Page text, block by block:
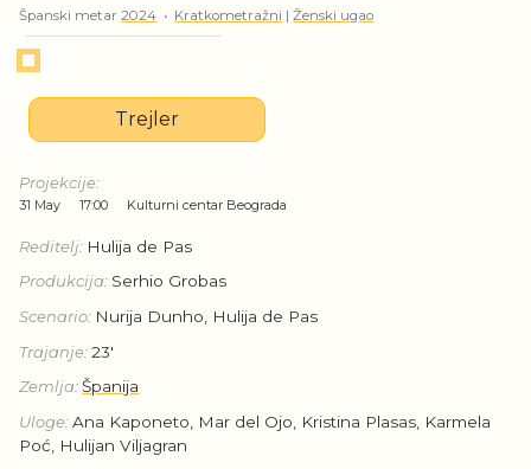
Španski metar2024 • Kratkometražni |Ženski ugao
Trejler
Projekcije:
31 May 17:00 Kulturni centar Beograda
Reditelj: Hulija de Pas
Produkcija: Serhio Grobas
Scenario: Nurija Dunho, Hulija de Pas
Trajanje:23'
Zemlja:Španija
Uloge:Ana Kaponeto, Mar del Ojo, Kristina Plasas, Karmela
Poć, Hulijan Viljagran